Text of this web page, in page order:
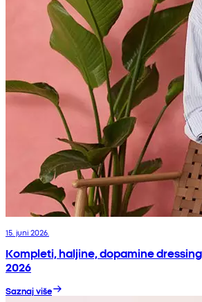
15. juni 2026.
Kompleti, haljine, dopamine
2026
Saznaj više